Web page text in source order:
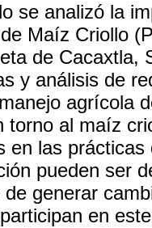
se analizó la
Maíz Criollo
de Cacaxtla,
y análisis de
agrícola
torno al maíz
en las
pueden ser
de generar
en